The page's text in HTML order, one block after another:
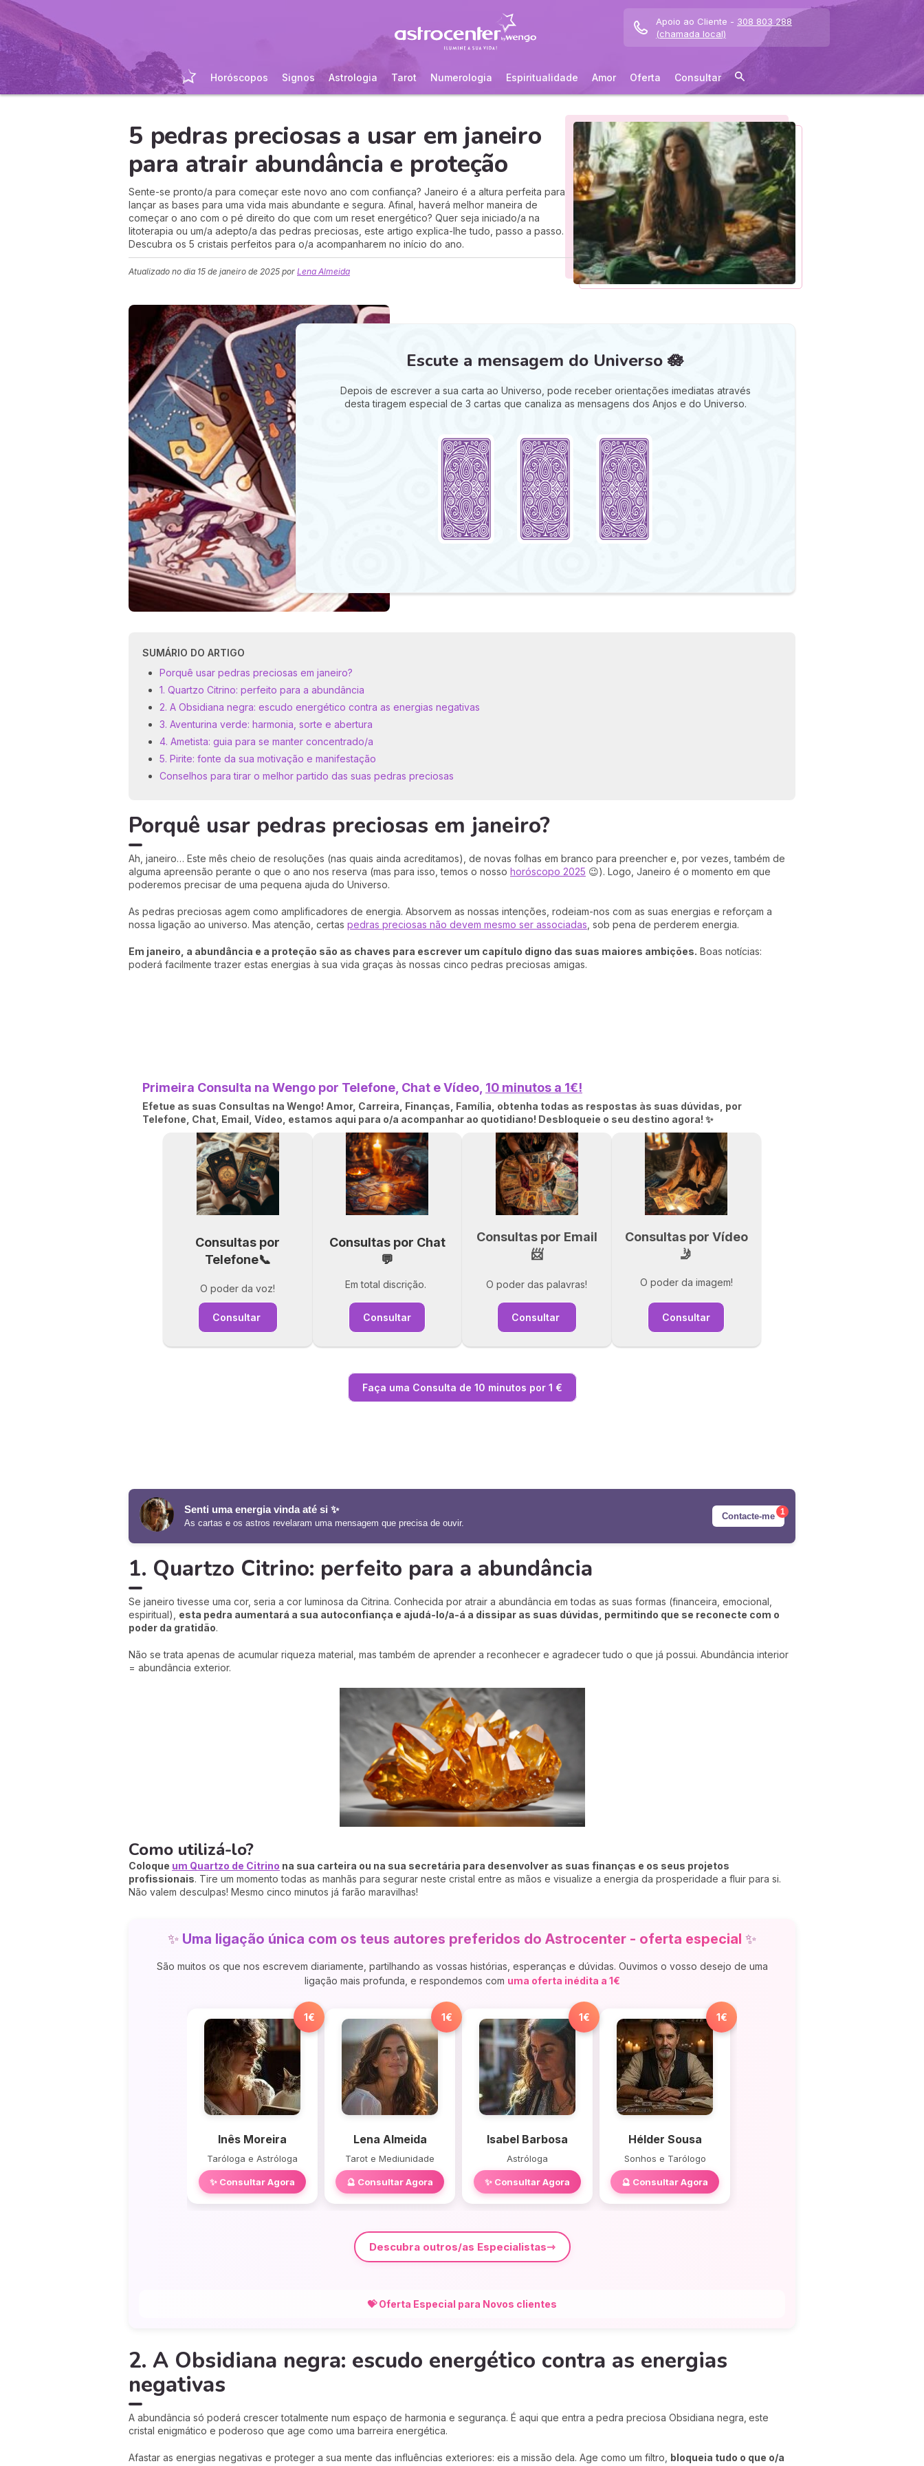
Apoio ao Cliente - 308 803 288
(chamada local)
Horóscopos Signos Astrologia Tarot Numerologia Espiritualidade Amor Oferta Consultar
5 pedras preciosas a usar em janeiro
para atrair abundância e proteção
Sente-se pronto/a para começar este novo ano com confiança? Janeiro é a altura perfeita para
lançar as bases para uma vida mais abundante e segura. Afinal, haverá melhor maneira de
começar o ano com o pé direito do que com um reset energético? Quer seja iniciado/a na
litoterapia ou um/a adepto/a das pedras preciosas, este artigo explica-lhe tudo, passo a passo.
Descubra os 5 cristais perfeitos para o/a acompanharem no início do ano.
Atualizado no dia 15 de janeiro de 2025 por Lena Almeida
Escute a mensagem do Universo 🪷
Depois de escrever a sua carta ao Universo, pode receber orientações imediatas através
desta tiragem especial de 3 cartas que canaliza as mensagens dos Anjos e do Universo.
SUMÁRIO DO ARTIGO
Porquê usar pedras preciosas em janeiro?
1. Quartzo Citrino: perfeito para a abundância
2. A Obsidiana negra: escudo energético contra as energias negativas
3. Aventurina verde: harmonia, sorte e abertura
4. Ametista: guia para se manter concentrado/a
5. Pirite: fonte da sua motivação e manifestação
Conselhos para tirar o melhor partido das suas pedras preciosas
Porquê usar pedras preciosas em janeiro?
Ah, janeiro… Este mês cheio de resoluções (nas quais ainda acreditamos), de novas folhas em branco para preencher e, por vezes, também de
alguma apreensão perante o que o ano nos reserva (mas para isso, temos o nosso horóscopo 2025 😉). Logo, Janeiro é o momento em que
poderemos precisar de uma pequena ajuda do Universo.
As pedras preciosas agem como amplificadores de energia. Absorvem as nossas intenções, rodeiam-nos com as suas energias e reforçam a
nossa ligação ao universo. Mas atenção, certas pedras preciosas não devem mesmo ser associadas , sob pena de perderem energia.
Em janeiro, a abundância e a proteção são as chaves para escrever um capítulo digno das suas maiores ambições. Boas notícias:
poderá facilmente trazer estas energias à sua vida graças às nossas cinco pedras preciosas amigas.
Primeira Consulta na Wengo por Telefone, Chat e Vídeo, 10 minutos a 1€!
Efetue as suas Consultas na Wengo! Amor, Carreira, Finanças, Família, obtenha todas as respostas às suas dúvidas, por
Telefone, Chat, Email, Vídeo, estamos aqui para o/a acompanhar ao quotidiano! Desbloqueie o seu destino agora! ✨
Consultas por
Telefone📞
O poder da voz!
Consultar
Consultas por Chat
💬
Em total discrição.
Consultar
Consultas por Email
📨
O poder das palavras!
Consultar
Consultas por Vídeo
🤳
O poder da imagem!
Consultar
Faça uma Consulta de 10 minutos por 1 €
Senti uma energia vinda até si ✨
As cartas e os astros revelaram uma mensagem que precisa de ouvir.
Contacte-me 1
1. Quartzo Citrino: perfeito para a abundância
Se janeiro tivesse uma cor, seria a cor luminosa da Citrina. Conhecida por atrair a abundância em todas as suas formas (financeira, emocional,
espiritual), esta pedra aumentará a sua autoconfiança e ajudá-lo/a-á a dissipar as suas dúvidas, permitindo que se reconecte com o
poder da gratidão.
Não se trata apenas de acumular riqueza material, mas também de aprender a reconhecer e agradecer tudo o que já possui. Abundância interior
= abundância exterior.
Como utilizá-lo?
Coloque um Quartzo de Citrino na sua carteira ou na sua secretária para desenvolver as suas finanças e os seus projetos
profissionais. Tire um momento todas as manhãs para segurar neste cristal entre as mãos e visualize a energia da prosperidade a fluir para si.
Não valem desculpas! Mesmo cinco minutos já farão maravilhas!
✨ Uma ligação única com os teus autores preferidos do Astrocenter - oferta especial ✨
São muitos os que nos escrevem diariamente, partilhando as vossas histórias, esperanças e dúvidas. Ouvimos o vosso desejo de uma
ligação mais profunda, e respondemos com uma oferta inédita a 1€
1€
Inês Moreira
Taróloga e Astróloga
✨ Consultar Agora
1€
Lena Almeida
Tarot e Mediunidade
🔮 Consultar Agora
1€
Isabel Barbosa
Astróloga
✨ Consultar Agora
1€
Hélder Sousa
Sonhos e Tarólogo
🔮 Consultar Agora
Descubra outros/as Especialistas
💝 Oferta Especial para Novos clientes
2. A Obsidiana negra: escudo energético contra as energias
negativas
A abundância só poderá crescer totalmente num espaço de harmonia e segurança. É aqui que entra a pedra preciosa Obsidiana negra, este
cristal enigmático e poderoso que age como uma barreira energética.
Afastar as energias negativas e proteger a sua mente das influências exteriores: eis a missão dela. Age como um filtro, bloqueia tudo o que o/a